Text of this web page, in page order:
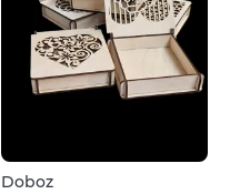
Doboz